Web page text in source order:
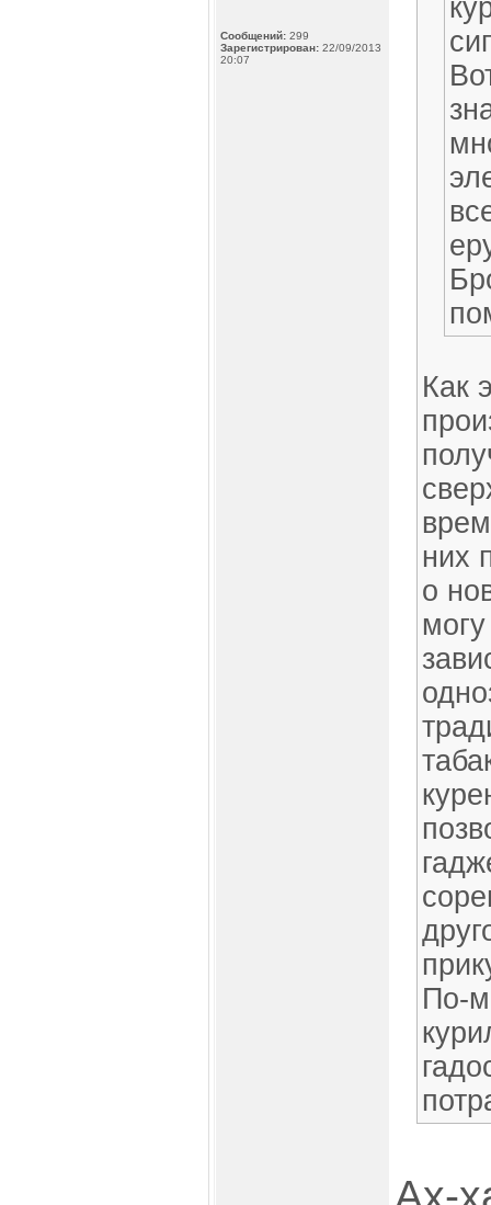
Сообщений: 299
Зарегистрирован: 22/09/2013
20:07
Как
них
о
По-